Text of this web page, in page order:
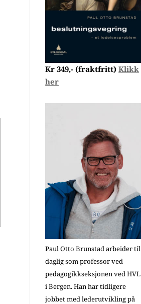
Kr 349,- (fraktfritt)Klikk
her
Paul Otto Brunstad arbeider til
daglig som professor ved
pedagogikkseksjonen ved HVL
i Bergen. Han har tidligere
jobbet med lederutvikling på